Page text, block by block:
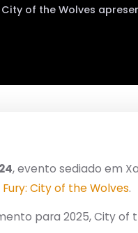
City of the Wolves
, evento sediado em
Fury: City of the Wolves.
para 2025, City of